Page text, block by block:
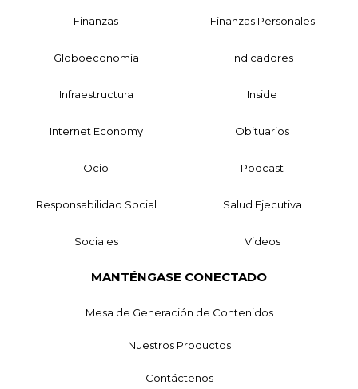
Finanzas Finanzas Personales
Globoeconomía Indicadores
Infraestructura Inside
Internet Economy Obituarios
Ocio Podcast
Responsabilidad Social Salud Ejecutiva
Sociales Videos
MANTÉNGASE CONECTADO
Mesa de Generación de Contenidos
Nuestros Productos
Contáctenos